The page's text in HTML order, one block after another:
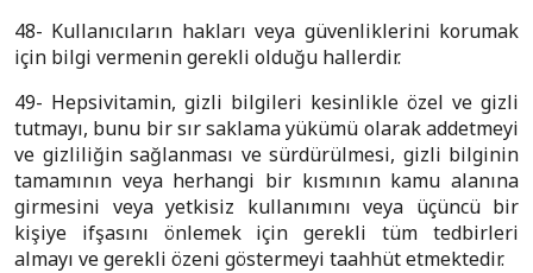
48- Kullanıcıların hakları veya güvenliklerini korumak
için bilgi vermenin gerekli olduğu hallerdir.
49- Hepsivitamin, gizli bilgileri kesinlikle özel ve gizli
tutmayı, bunu bir sır saklama yükümü olarak addetmeyi
ve gizliliğin sağlanması ve sürdürülmesi, gizli bilginin
tamamının veya herhangi bir kısmının kamu alanına
girmesini veya yetkisiz kullanımını veya üçüncü bir
kişiye ifşasını önlemek için gerekli tüm tedbirleri
almayı ve gerekli özeni göstermeyi taahhüt etmektedir.